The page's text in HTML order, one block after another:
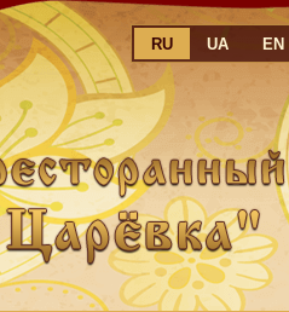
RU UA EN